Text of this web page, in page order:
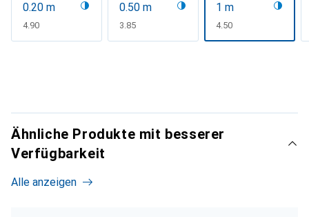
0.20 m
CHF
4.90
0.50 m
CHF
3.85
1 m
CHF
4.50
Ähnliche Produkte mit besserer
Verfügbarkeit
Alle anzeigen